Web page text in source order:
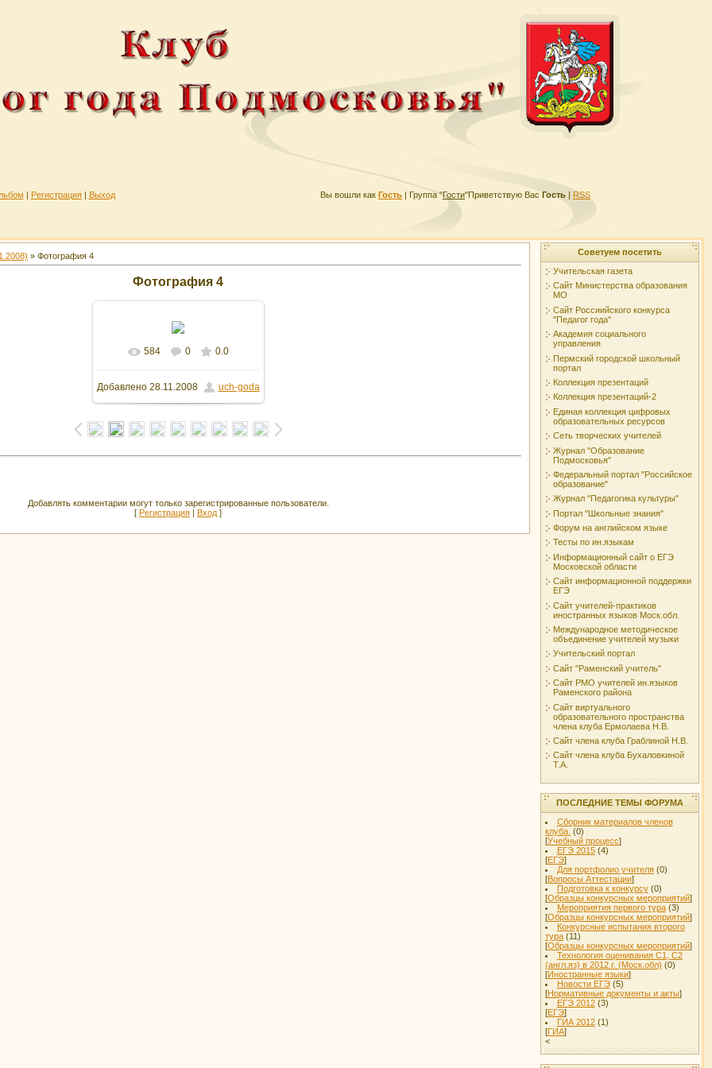
| Регистрация | Выход Вы вошли как Гость | Группа"Гости"Приветствую Вас Гость | RSS
» Фотография 4
Фотография 4
584 0 0.0
Добавлено28.11.2008 uch-goda
Добавлять комментарии могут только зарегистрированные пользователи.
[ Регистрация | Вход ]
Советуем посетить
Учительская газета
Сайт Министерства образования
МО
Сайт Россиийского конкурса
"Педагог года"
Академия социального
управления
Пермский городской школьный
портал
Коллекция презентаций
Коллекция презентаций-2
Единая коллекция цифровых
образовательных ресурсов
Сеть творческих учителей
Журнал "Образование
Подмосковья"
Федеральный портал "Российское
образование"
Журнал "Педагогика культуры"
Портал "Школьные знания"
Форум на английском языке
Тесты по ин.языкам
Информационный сайт о ЕГЭ
Московской области
Сайт информационной поддержки
ЕГЭ
Сайт учителей-практиков
иностранных языков Моск.обл.
Международное методическое
объединение учителей музыки
Учительский портал
Сайт "Раменский учитель"
Сайт РМО учителeй ин.языков
Раменского района
Сайт виртуального
образовательного пространства
члена клуба Ермолаева Н.В.
Сайт члена клуба Граблиной Н.В.
Сайт члена клуба Бухаловкиной
Т.А.
ПОСЛЕДНИЕ ТЕМЫ ФОРУМА
Сборник материалов членов
клуба. (0)
[Учебный процесс]
ЕГЭ 2015 (4)
[ЕГЭ]
Для портфолио учителя (0)
[Вопросы Аттестации]
Подготовка к конкурсу (0)
[Образцы конкурсных мероприятий]
Мероприятия первого тура (3)
[Образцы конкурсных мероприятий]
Конкурсные испытания второго
тура (11)
[Образцы конкурсных мероприятий]
Технология оценивания С1, С2
(англ.яз) в 2012 г. (Моск.обл) (0)
[Иностранные языки]
Новости ЕГЭ (5)
[Нормативные документы и акты]
ЕГЭ 2012 (3)
[ЕГЭ]
ГИА 2012 (1)
[ГИА]
<